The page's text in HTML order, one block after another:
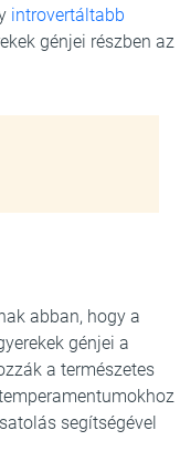
introvertáltabb
génjei részben az
abban, hogy a
génjei a
a természetes
segítségével